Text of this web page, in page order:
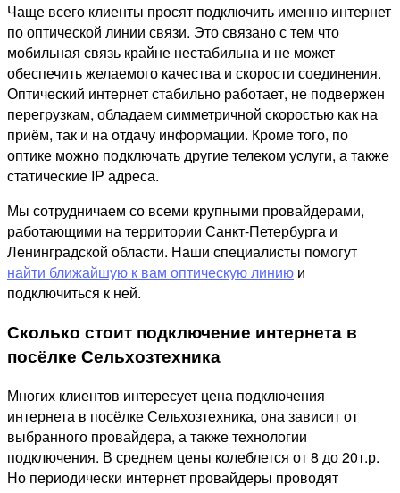
Чаще всего клиенты просят подключить именно интернет
по оптической линии связи. Это связано с тем что
мобильная связь крайне нестабильна и не может
обеспечить желаемого качества и скорости соединения.
Оптический интернет стабильно работает, не подвержен
перегрузкам, обладаем симметричной скоростью как на
приём, так и на отдачу информации. Кроме того, по
оптике можно подключать другие телеком услуги, а также
статические IP адреса.
Мы сотрудничаем со всеми крупными провайдерами,
работающими на территории Санкт-Петербурга и
Ленинградской области. Наши специалисты помогут
найти ближайшую к вам оптическую линию и
подключиться к ней.
Сколько стоит подключение интернета в
посёлке Сельхозтехника
Многих клиентов интересует цена подключения
интернета в посёлке Сельхозтехника, она зависит от
выбранного провайдера, а также технологии
подключения. В среднем цены колеблется от 8 до 20т.р.
Но периодически интернет провайдеры проводят